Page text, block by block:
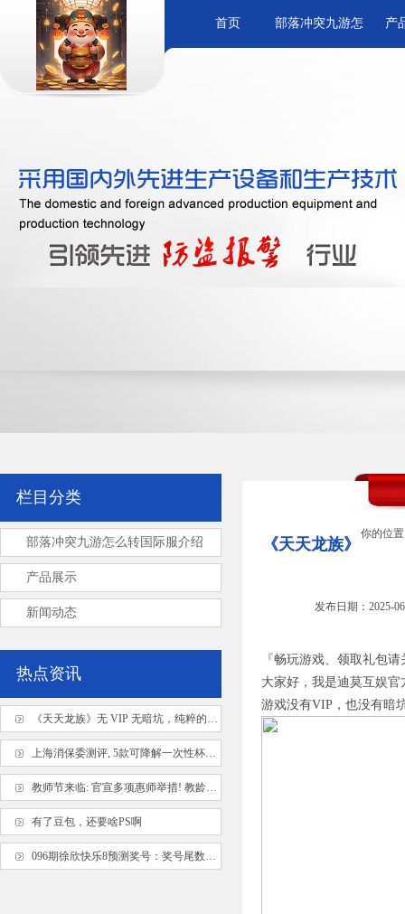
首页 部落冲突九游怎 产
你的位
《天天龙族》
发布日期：2025-
『畅玩游戏、领取礼包
大家好，我是迪莫互娱
游戏没有VIP，也没有暗
栏目分类
部落冲突九游怎么转国际服介绍
产品展示
新闻动态
热点资讯
《天天龙族》无 VIP 无暗坑，纯粹的龙族
上海消保委测评, 5款可降解一次性杯不达
教师节来临: 官宣多项惠师举措! 教龄津贴
有了豆包，还要啥PS啊
096期徐欣快乐8预测奖号：奖号尾数012路分